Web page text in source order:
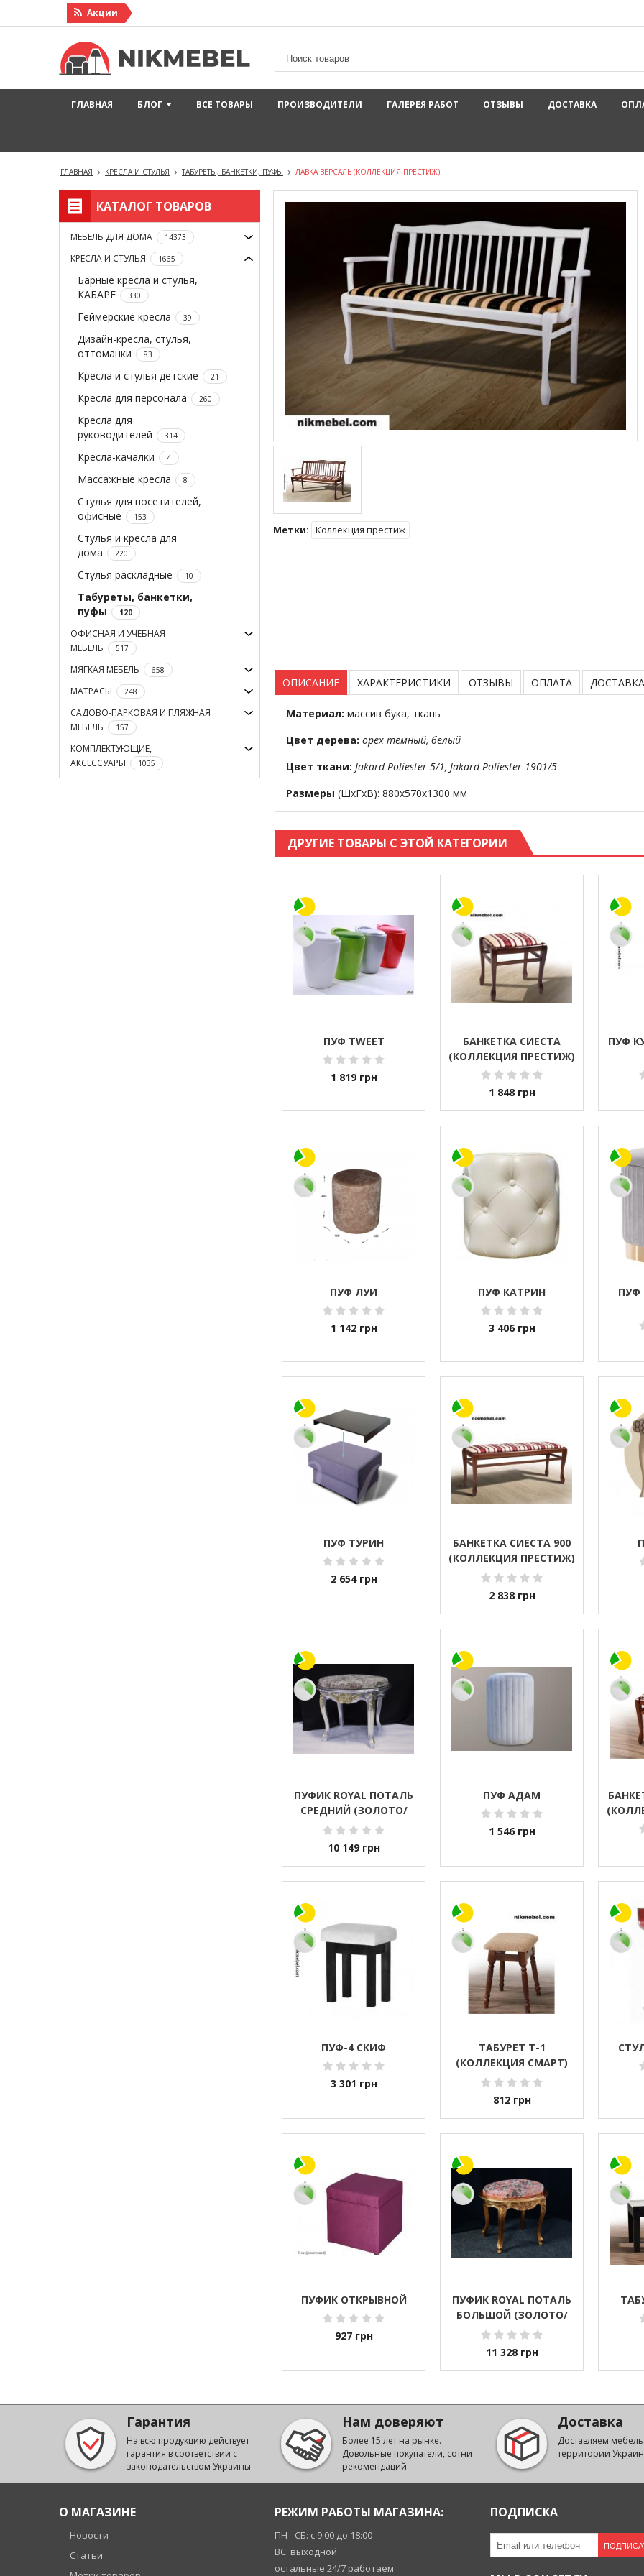
Акции
ГЛАВНАЯ БЛОГ ВСЕ ТОВАРЫ ПРОИЗВОДИТЕЛИ ГАЛЕРЕЯ РАБОТ ОТЗЫВЫ ДОСТАВКА
ГЛАВНАЯ КРЕСЛА И СТУЛЬЯ ТАБУРЕТЫ, БАНКЕТКИ, ПУФЫ ЛАВКА ВЕРСАЛЬ (КОЛЛЕКЦИЯ ПРЕСТИЖ)
КАТАЛОГ ТОВАРОВ
МЕБЕЛЬ ДЛЯ ДОМА 14373
КРЕСЛА И СТУЛЬЯ 1665
Барные кресла и стулья,
КАБАРЕ
330
Геймерские кресла 39
Дизайн-кресла, стулья,
оттоманки
83
Кресла и стулья детские 21
Кресла для персонала 260
Кресла для
руководителей
314
Кресла-качалки 4
Массажные кресла 8
Стулья для посетителей,
офисные
153
Стулья и кресла для
дома
220
Стулья раскладные 10
Табуреты, банкетки,
пуфы
120
ОФИСНАЯ И УЧЕБНАЯ
МЕБЕЛЬ
517
МЯГКАЯ МЕБЕЛЬ 658
МАТРАСЫ 248
САДОВО-ПАРКОВАЯ И ПЛЯЖНАЯ
МЕБЕЛЬ
157
КОМПЛЕКТУЮЩИЕ,
АКСЕССУАРЫ
1035
Метки: Коллекция престиж
ОПИСАНИЕ ХАРАКТЕРИСТИКИ ОТЗЫВЫ ОПЛАТА ДОСТАВКА
Материал: массив бука, ткань
Цвет дерева: орех темный, белый
Цвет ткани: Jakard Poliester 5/1, Jakard Poliester 1901/5
Размеры (ШхГхВ): 880х570х1300 мм
ДРУГИЕ ТОВАРЫ С ЭТОЙ КАТЕГОРИИ
ПУФ TWEET
1 819 грн
БАНКЕТКА СИЕСТА
(КОЛЛЕКЦИЯ ПРЕСТИЖ)
1 848 грн
ПУФ
ПУФ ЛУИ
1 142 грн
ПУФ КАТРИН
3 406 грн
ПУФ
ПУФ ТУРИН
2 654 грн
БАНКЕТКА СИЕСТА 900
(КОЛЛЕКЦИЯ ПРЕСТИЖ)
(БОЛЬШАЯ)
2 838 грн
ПУФИК ROYAL ПОТАЛЬ
СРЕДНИЙ (ЗОЛОТО/
СЕРЕБРО)
10 149 грн
ПУФ АДАМ
1 546 грн
ПУФ-4 СКИФ
3 301 грн
ТАБУРЕТ Т-1
(КОЛЛЕКЦИЯ СМАРТ)
МЯГКОЕ СИДЕНЬЕ
812 грн
ПУФИК ОТКРЫВНОЙ
927 грн
ПУФИК ROYAL ПОТАЛЬ
БОЛЬШОЙ (ЗОЛОТО/
СЕРЕБРО)
11 328 грн
Гарантия
На всю продукцию действует
гарантия в соответствии с
законодательством Украины
Нам доверяют
Более 15 лет на рынке.
Довольные покупатели, сотни
рекомендаций
Доставка
Доставляем
территории
О МАГАЗИНЕ
Новости
Статьи
РЕЖИМ РАБОТЫ МАГАЗИНА:
ПН - СБ: с 9:00 до 18:00
ВС: выходной
остальные 24/7 работаем
ПОДПИСКА